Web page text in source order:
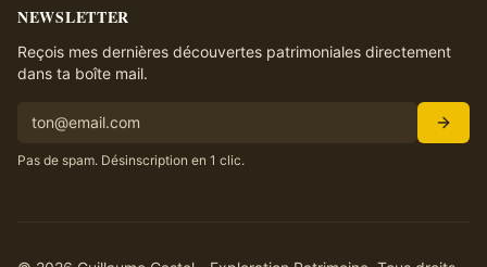
NEWSLETTER
Reçois mes dernières découvertes patrimoniales directement
dans ta boîte mail.
Pas de spam. Désinscription en 1 clic.